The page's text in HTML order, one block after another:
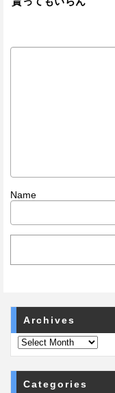
Name
Archives
Categories